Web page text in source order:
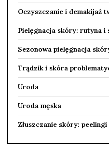
Oczyszczanie i demakijaż
Pielęgnacja skóry: rutyna i
Sezonowa pielęgnacja
Trądzik i skóra
Uroda
Uroda męska
Złuszczanie skóry: